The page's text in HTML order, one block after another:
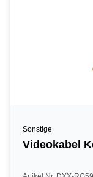
Sonstige
Videokabel